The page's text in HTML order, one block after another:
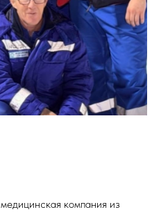
компания из